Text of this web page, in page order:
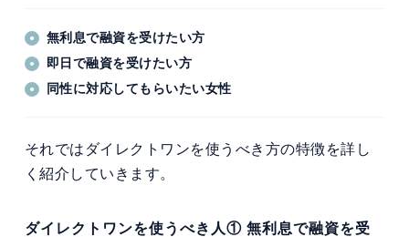
無利息で融資を受けたい方
即日で融資を受けたい方
同性に対応してもらいたい女性
それではダイレクトワンを使うべき方の特徴を詳し
く紹介していきます。
ダイレクトワンを使うべき人① 無利息で融資を受